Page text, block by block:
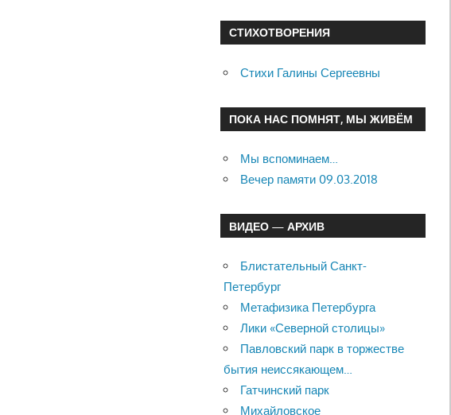
СТИХОТВОРЕНИЯ
Стихи Галины Сергеевны
ПОКА НАС ПОМНЯТ, МЫ ЖИВЁМ
Мы вспоминаем…
Вечер памяти 09.03.2018
ВИДЕО — АРХИВ
Блистательный Санкт-
Петербург
Метафизика Петербурга
Лики «Северной столицы»
Павловский парк в торжестве
бытия неиссякающем…
Гатчинский парк
Михайловское